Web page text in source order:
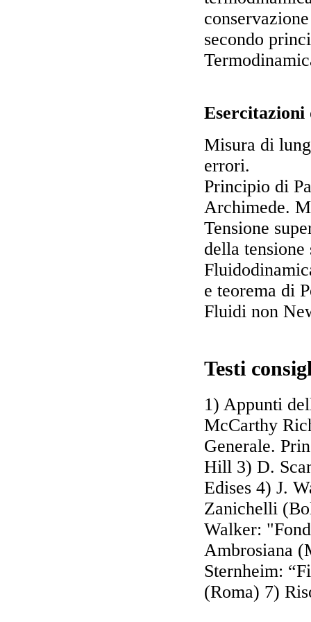
secondo
Misura di
errori.
Principio di
Archimede.
Tensione
della
e teorema di
Fluidi non
Testi
1) Appunti
McCarthy
Generale.
Hill 3) D.
Edises 4) J.
Zanichelli
Walker:
Ambrosiana
Sternheim:
(Roma) 7)